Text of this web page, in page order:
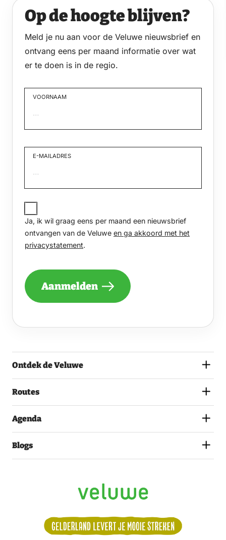
Op de hoogte blijven?
Meld je nu aan voor de Veluwe nieuwsbrief en
ontvang eens per maand informatie over wat
er te doen is in de regio.
VOORNAAM
E-MAILADRES
JA,
IK
WIL
GRAAG
EENS
PER
EEN
ONTVANGEN
EN
HET
Ja, ik wil graag eens per maand een nieuwsbrief
ontvangen van de Veluwe en ga akkoord met het
privacystatement.
Aanmelden
Ontdek de Veluwe
Routes
Agenda
Blogs